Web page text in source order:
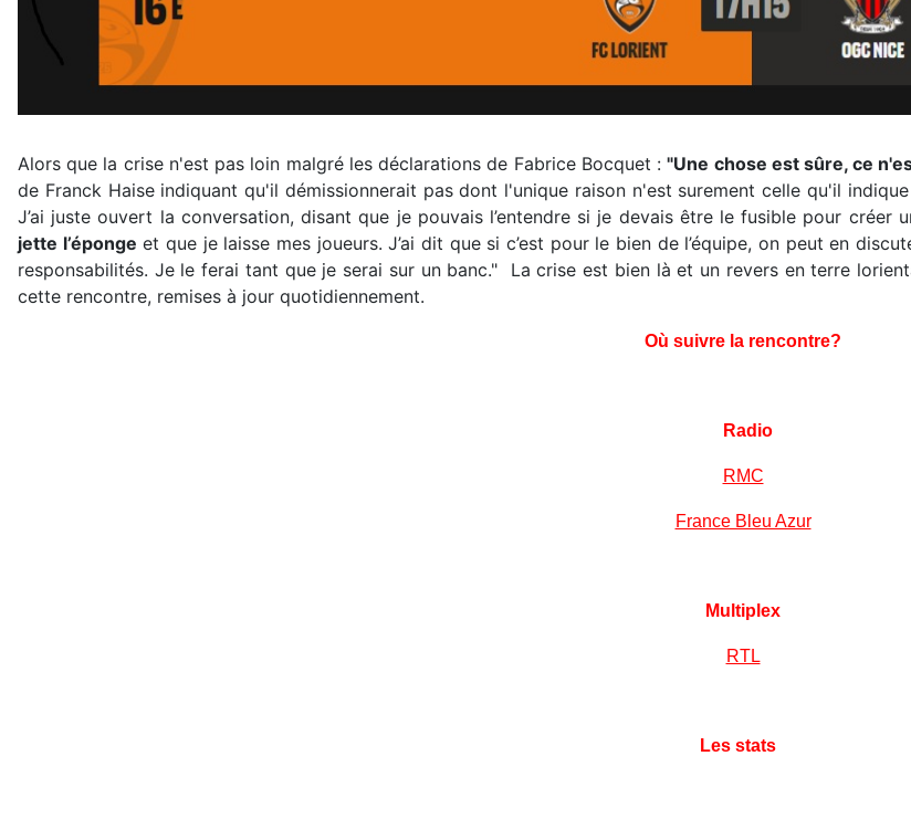
Alors que la crise n'est pas loin malgré les déclarations de Fabrice Bocquet :"Une chose est sûre, ce
de Franck Haise indiquant qu'il démissionnerait pas dont l'unique raison n'est surement celle qu'il
J’ai juste ouvert la conversation, disant que je pouvais l’entendre si je devais être le fusible pour créer
jette l’éponge et que je laisse mes joueurs. J’ai dit que si c’est pour le bien de l’équipe, on peut en
responsabilités. Je le ferai tant que je serai sur un banc." La crise est bien là et un revers en terre
cette rencontre, remises à jour quotidiennement.
Où suivre la rencontre?
Radio
RMC
France Bleu Azur
Multiplex
RTL
Les stats